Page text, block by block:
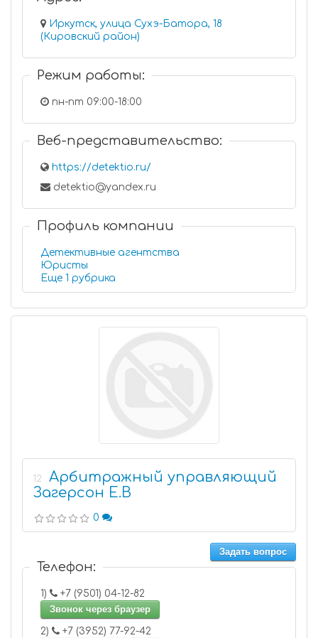
Иркутск, улица Сухэ-Батора, 18
(Кировский район)
Режим работы:
пн-пт 09:00-18:00
Веб-представительство:
https://detektio.ru/
detektio@yandex.ru
Профиль компании
Детективные агентства
Юристы
Еще 1 рубрика
12
Арбитражный управляющий
Загерсон Е.В
0
Задать вопрос
Телефон:
1)
+7 (9501) 04-12-82
Звонок через браузер
2)
+7 (3952) 77-92-42